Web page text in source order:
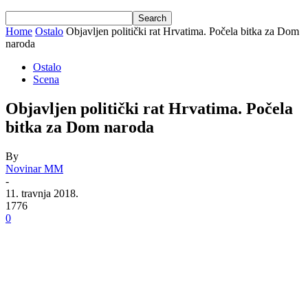
Home Ostalo Objavljen politički rat Hrvatima. Počela bitka za Dom
naroda
Ostalo
Scena
Objavljen politički rat Hrvatima. Počela
bitka za Dom naroda
By
Novinar MM
-
11. travnja 2018.
1776
0